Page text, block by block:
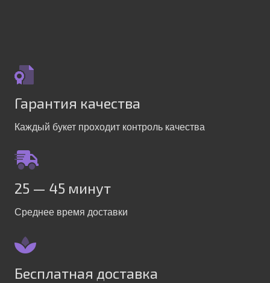
Гарантия качества
Каждый букет проходит контроль качества
25 — 45 минут
Среднее время доставки
Бесплатная доставка